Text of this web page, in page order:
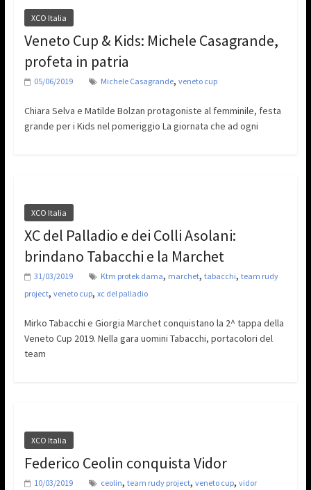
XCO Italia
Veneto Cup & Kids: Michele Casagrande,
profeta in patria
05/06/2019 Michele Casagrande, veneto cup
Chiara Selva e Matilde Bolzan protagoniste al femminile, festa
grande per i Kids nel pomeriggio La giornata che ad ogni
XCO Italia
XC del Palladio e dei Colli Asolani:
brindano Tabacchi e la Marchet
31/03/2019 Ktm protek dama, marchet, tabacchi, team rudy
project, veneto cup, xc del palladio
Mirko Tabacchi e Giorgia Marchet conquistano la 2^ tappa della
Veneto Cup 2019. Nella gara uomini Tabacchi, portacolori del
team
XCO Italia
Federico Ceolin conquista Vidor
10/03/2019 ceolin, team rudy project, veneto cup, vidor